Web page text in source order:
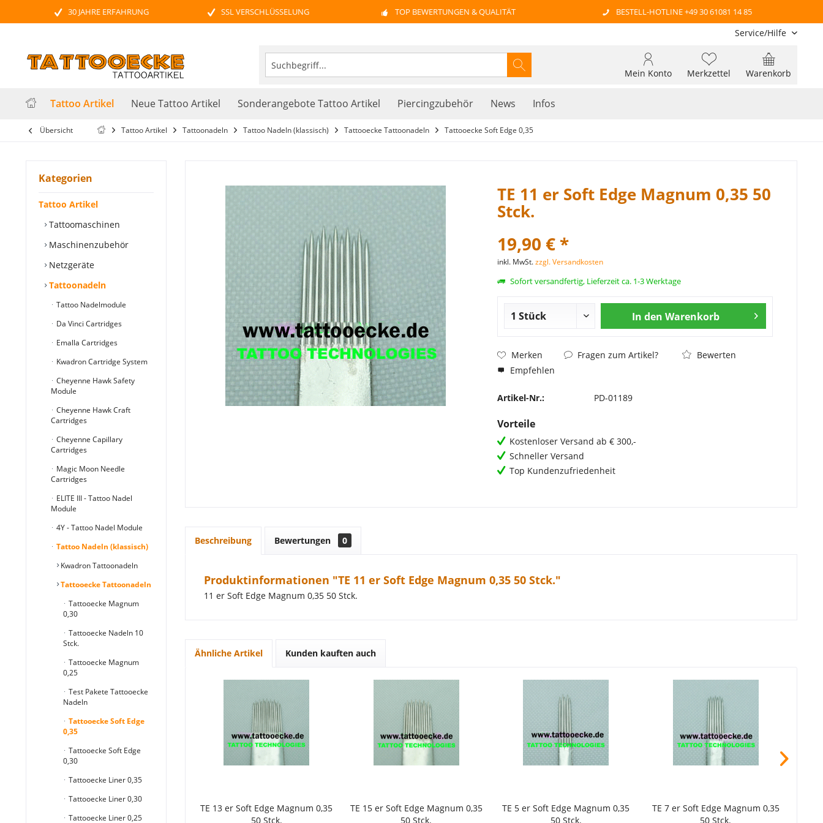
30 JAHRE ERFAHRUNG SSL VERSCHLÜSSELUNG TOP BEWERTUNGEN & QUALITÄT BESTELL-HOTLINE +49 30 61081 14 85
Service/Hilfe
Warenkorb
Merkzettel
Mein Konto
Tattoo Artikel Neue Tattoo Artikel Sonderangebote Tattoo Artikel Piercingzubehör News Infos
Übersicht Tattoo Artikel Tattoonadeln Tattoo Nadeln (klassisch) Tattooecke Tattoonadeln Tattooecke Soft Edge 0,35
Kategorien
Tattoo Artikel
Tattoomaschinen
Maschinenzubehör
Netzgeräte
Tattoonadeln
Tattoo Nadelmodule
Da Vinci Cartridges
Emalla Cartridges
Kwadron Cartridge System
Cheyenne Hawk Safety
Module
Cheyenne Hawk Craft
Cartridges
Cheyenne Capillary
Cartridges
Magic Moon Needle
Cartridges
ELITE III - Tattoo Nadel
Module
4Y - Tattoo Nadel Module
Tattoo Nadeln (klassisch)
Kwadron Tattoonadeln
Tattooecke Tattoonadeln
Tattooecke Magnum
0,30
Tattooecke Nadeln 10
Stck.
Tattooecke Magnum
0,25
Test Pakete Tattooecke
Nadeln
Tattooecke Soft Edge
0,35
Tattooecke Soft Edge
0,30
Tattooecke Liner 0,35
Tattooecke Liner 0,30
Tattooecke Liner 0,25
TE 11 er Soft Edge Magnum 0,35 50
Stck.
19,90 € *
inkl. MwSt.zzgl. Versandkosten
Sofort versandfertig, Lieferzeit ca. 1-3 Werktage
In den Warenkorb
Merken Fragen zum Artikel?
Bewerten
Empfehlen
Artikel-Nr.: PD-01189
Vorteile
Kostenloser Versand ab € 300,-
Schneller Versand
Top Kundenzufriedenheit
Beschreibung Bewertungen 0
Produktinformationen "TE 11 er Soft Edge Magnum 0,35 50 Stck."
11 er Soft Edge Magnum 0,35 50 Stck.
Ähnliche Artikel Kunden kauften auch
TE 13 er Soft Edge Magnum 0,35
50 Stck.
TE 15 er Soft Edge Magnum 0,35
50 Stck.
TE 5 er Soft Edge Magnum 0,35
50 Stck.
TE 7 er Soft Edge Magnum 0,35
50 Stck.